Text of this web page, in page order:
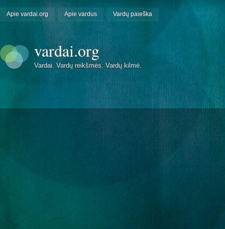
Apie vardai.org Apie vardus Vardų paieška
vardai.org
Vardai. Vardų reikšmės. Vardų kilmė.